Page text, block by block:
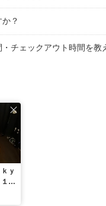
？
チェックアウト時間を教
ｙ
１